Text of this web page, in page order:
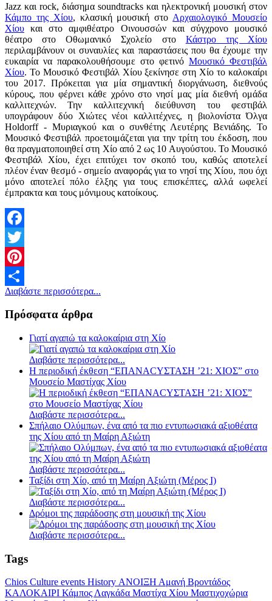
Jazz και rock, διάσημα soundtracks και ηλεκτρονική μουσική στον
Κάμπο της Χίου, κλασική μουσική στο Αρχαιολογικό Μουσείο
Χίου και στο αμφιθέατρο Οινουσσών και σύγχρονο μουσικό
θέατρο στο Οθωμανικό Σχολείο στο Κάστρο της Χίου
περιλαμβάνουν οι συναυλίες και παραστάσεις που θα έχουμε την
ευκαιρία να παρακολουθήσουμε στο φετινό Μουσικό Φεστιβάλ
Χίου. Το Μουσικό Φεστιβάλ Χίου ξεκίνησε στη Χίο το καλοκαίρι
του 2017. Πρόκειται για μία σημαντική διοργάνωση, διεθνούς
κύρους, που φέρνει κάθε χρόνο στο νησί μας μία διεθνή ομάδα
καλλιτεχνών. Την καλλιτεχνική διεύθυνση του φεστιβάλ
υπογράφουν δύο Χιώτες νέοι καλλιτέχνες, η βιολονίστα Όλγα
Holdorff - Μυριαγκού και ο συνθέτης Λευτέρης Βενιάδης. Το
Μουσικό Φεστιβάλ προετοιμάζεται για την τρίτη του έκδοση, που
θα πραγματοποιηθεί στη Χίο από 2 ως 10 Αυγούστου. Το Μουσικό
Φεστιβάλ Χίου, έχει επιτύχει τον σκοπό του, καθώς αποτελεί
πλέον έναν θεσμό - σημείο αναφοράς για το νησί της Χίου, που όχι
μόνο αποτελεί πόλο έλξης για τους επισκέπτες, αλλά ωφελεί
έμπρακτα και τους μόνιμους κατοίκους.
Facebook
Twitter
Pinterest
Share
Διαβάστε περισσότερα...
Πρόσφατα άρθρα
Γιατί αγαπώ τα καλοκαίρια στη Χίο
Διαβάστε περισσότερα...
Η περιοδική έκθεση “ΕΠΑΝΑCΥΣΤΑΣΗ ’21: ΧΙΟΣ” στο
Μουσείο Μαστίχας Χίου
Διαβάστε περισσότερα...
Σπήλαιο Ολύμπων, ένα από τα πιο εντυπωσιακά αξιοθέατα
της Χίου από τη Μαίρη Αξιώτη
Διαβάστε περισσότερα...
Ταξίδι στη Χίο, από τη Μαίρη Αξιώτη (Μέρος Ι)
Διαβάστε περισσότερα...
Δρόμοι της παράδοσης στη μουσική της Χίου
Διαβάστε περισσότερα...
Tags
Chios Culture events History ΑΝΟΙΞΗ Αμανή Βροντάδος
ΚΑΛΟΚΑΙΡΙ ΚάμποςΛαγκάδα Μαστίχα Χίου Μαστιχοχώρια